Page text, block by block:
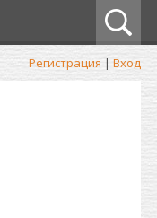
Регистрация | Вход